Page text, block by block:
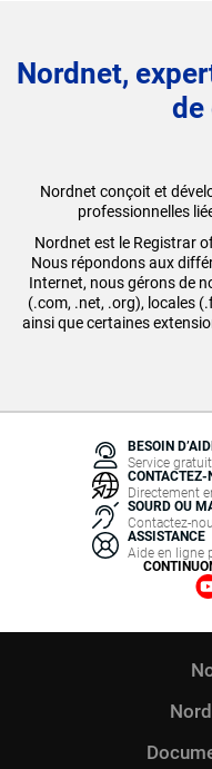
Nordnet,
de
Nordnet conçoit et
professionnelles
Nordnet est le Registrar
Nous répondons aux
Internet, nous gérons de
(.com, .net, .org), locales
ainsi que certaines